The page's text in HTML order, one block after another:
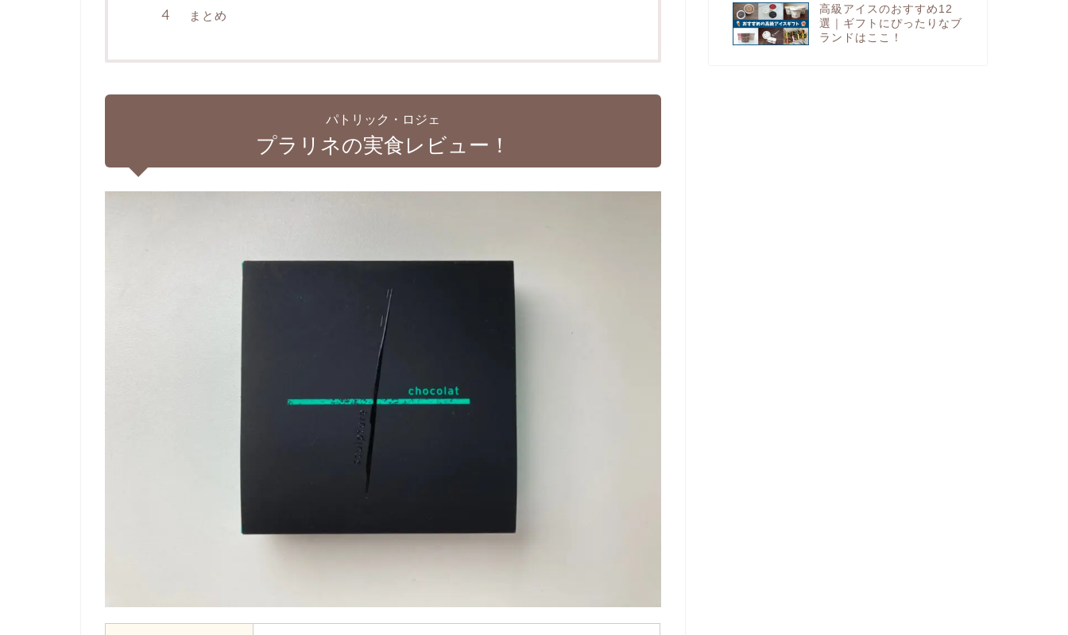
まとめ
パトリック・ロジェ
プラリネの実食レビュー！
高級アイスのおすすめ12
選｜ギフトにぴったりなブ
ランドはここ！